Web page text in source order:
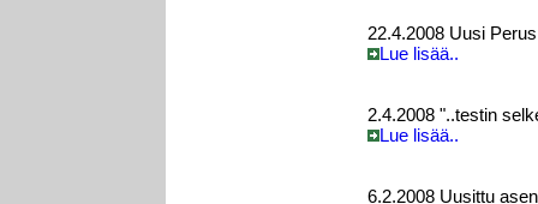
22.4.2008 Uusi
Lue lisää..
2.4.2008 "..testin
Lue lisää..
6.2.2008 Uusittu